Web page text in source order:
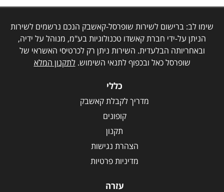
שימו לב: ברישום לשירות שופרסל-קאשבק הנכם נרשמים לשירות
הניתן על-ידי חברת קאשדו טכנולוגיות בע"מ, מנוהל על ידיה,
ובאחריותה הבלעדית. השירות ניתן רק לכרטיסי האשראי של
שופרסל כאל ובכפוף לתנאי השימוש.לתקנון המלא
כללי
מדריך לקבלת קאשבק
קופונים
תקנון
הצהרת נגישות
מדיניות פרטיות
עזרה